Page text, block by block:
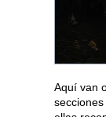
Aquí van